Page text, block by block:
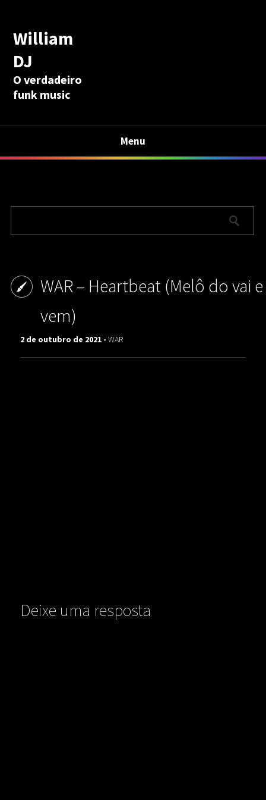
William
DJ
O verdadeiro
funk music
Menu
WAR – Heartbeat (Melô do vai e
vem)
2 de outubro de 2021 -WAR
Deixe uma resposta